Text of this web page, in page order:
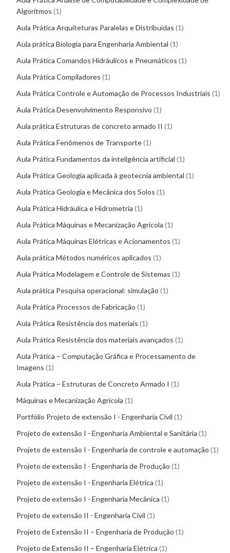
Algoritmos 1
Aula Prática Arquiteturas Paralelas e Distribuídas 1
Aula prática Biologia para Engenharia Ambiental 1
Aula Prática Comandos Hidráulicos e Pneumáticos 1
Aula Prática Compiladores 1
Aula Prática Controle e Automação de Processos Industriais 1
Aula Prática Desenvolvimento Responsivo 1
Aula prática Estruturas de concreto armado II 1
Aula Prática Fenômenos de Transporte 1
Aula Prática Fundamentos da inteligência artificial 1
Aula Prática Geologia aplicada à geotecnia ambiental 1
Aula Prática Geologia e Mecânica dos Solos 1
Aula Prática Hidráulica e Hidrometria 1
Aula Prática Máquinas e Mecanização Agrícola 1
Aula Prática Máquinas Elétricas e Acionamentos 1
Aula prática Métodos numéricos aplicados 1
Aula Prática Modelagem e Controle de Sistemas 1
Aula prática Pesquisa operacional: simulação 1
Aula Prática Processos de Fabricação 1
Aula Prática Resistência dos materiais 1
Aula Prática Resistência dos materiais avançados 1
Aula Prática – Computação Gráfica e Processamento de
Imagens 1
Aula Prática – Estruturas de Concreto Armado I 1
Máquinas e Mecanização Agrícola 1
Portfólio Projeto de extensão I - Engenharia Civil 1
Projeto de extensão I - Engenharia Ambiental e Sanitária 1
Projeto de extensão I - Engenharia de controle e automação 1
Projeto de extensão I - Engenharia de Produção 1
Projeto de extensão I - Engenharia Elétrica 1
Projeto de extensão I - Engenharia Mecânica 1
Projeto de extensão II - Engenharia Civil 1
Projeto de Extensão II – Engenharia de Produção 1
Projeto de Extensão II – Engenharia Elétrica 1